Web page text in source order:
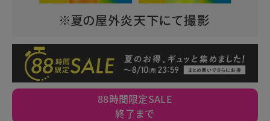
88時間限定SALE
終了まで